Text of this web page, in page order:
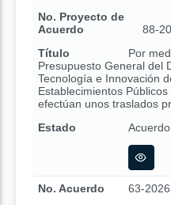
No. Proyecto de
Acuerdo
88-
Título
Por
Presupuesto General del
Tecnología e Innovación
Establecimientos
efectúan unos traslados
Estado
No. Acuerdo
63-2026